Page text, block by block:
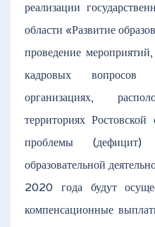
реализации
области «Развитие
проведение
кадровых вопросов
организациях,
территориях
проблемы (дефицит)
образовательной
2020 года будут
компенсационные